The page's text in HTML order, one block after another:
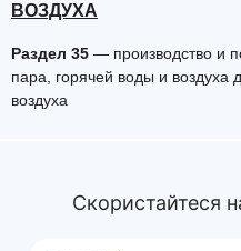
ВОЗДУХА
Раздел 35 — производство и
пара, горячей воды и воздуха
воздуха
Скористайтеся